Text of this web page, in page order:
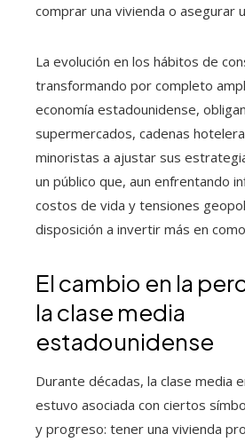
comprar una vivienda o asegurar
La evolución en los hábitos de
transformando por completo
economía estadounidense,
supermercados, cadenas
minoristas a ajustar sus
un público que, aun enfrentando
costos de vida y tensiones
disposición a invertir más en
El cambio en la
la clase media
estadounidense
Durante décadas, la clase media
estuvo asociada con ciertos
y progreso: tener una vivienda